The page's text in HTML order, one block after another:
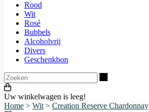
Rood
Wit
Rosé
Bubbels
Alcoholvrij
Divers
Geschenkbon
Uw winkelwagen is leeg!
Home > Wit > Creation Reserve Chardonnay